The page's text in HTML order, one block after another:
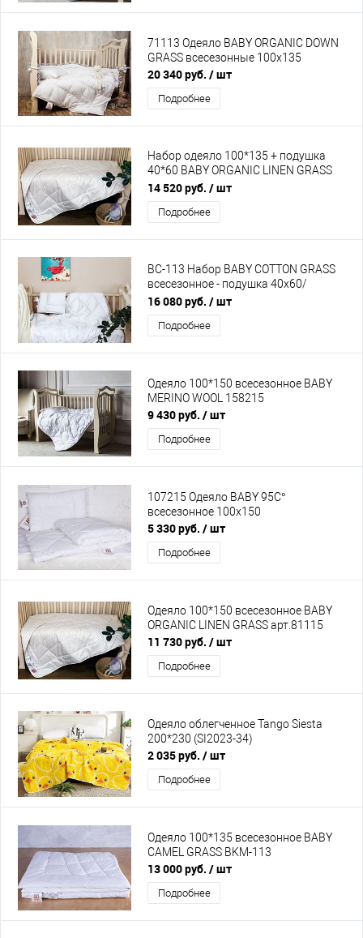
71113 Одеяло BABY ORGANIC DOWN
GRASS всесезонные 100х135
20 340 руб. / шт
Подробнее
Набор одеяло 100*135 + подушка
40*60 BABY ORGANIC LINEN GRASS
арт.BOC-113
14 520 руб. / шт
Подробнее
BC-113 Набор BABY COTTON GRASS
всесезонное - подушка 40х60/
одеяло100х135
16 080 руб. / шт
Подробнее
Одеяло 100*150 всесезонное BABY
MERINO WOOL 158215
9 430 руб. / шт
Подробнее
107215 Одеяло BABY 95C°
всесезонное 100х150
5 330 руб. / шт
Подробнее
Одеяло 100*150 всесезонное BABY
ORGANIC LINEN GRASS арт.81115
11 730 руб. / шт
Подробнее
Одеяло облегченное Tango Siesta
200*230 (SI2023-34)
2 035 руб. / шт
Подробнее
Одеяло 100*135 всесезонное BABY
CAMEL GRASS BKM-113
13 000 руб. / шт
Подробнее